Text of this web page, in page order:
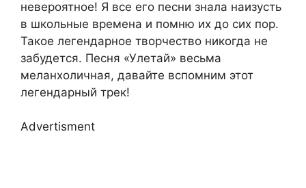
невероятное! Я все его песни знала наизусть
в школьные времена и помню их до сих пор.
Такое легендарное творчество никогда не
забудется. Песня «Улетай» весьма
меланхоличная, давайте вспомним этот
легендарный трек!
Advertisment